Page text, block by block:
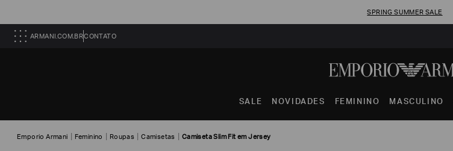
SPRING SUMMER SALE
ARMANI.COM.BRCONTATO
SALE NOVIDADES FEMININO MASCULINO
Emporio Armani Feminino Roupas Camisetas Camiseta Slim Fit em Jersey